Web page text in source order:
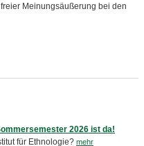
Meinungsäußerung bei den
2026 ist da!
für Ethnologie? mehr